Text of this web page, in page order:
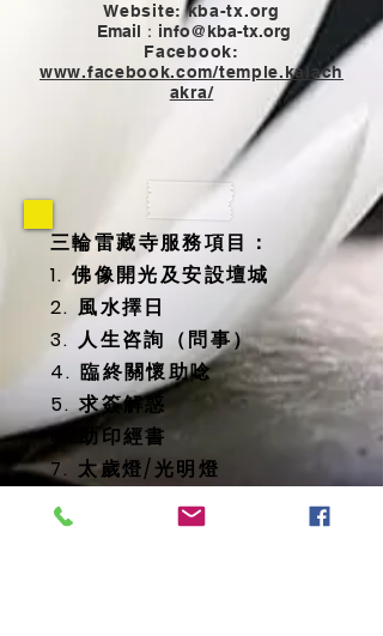
Website: kba-tx.org
Email： info@kba-tx.org
Facebook:
www.facebook.com/temple.kalach
akra/
三輪雷藏寺服務項目：
1. 佛像開光及安設壇城
2. 風水擇日
3. 人生咨詢（問事）
4. 臨終關懷助唸
5. 求簽解惑
6. 助印經書
7. 太歲燈/光明燈
8. 消災延壽藥師佛燈
9. 地藏殿提供